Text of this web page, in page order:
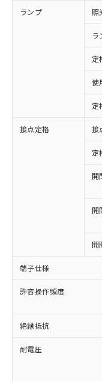
ランプ 照
ラ
定
使
定
接点定格 接
定
開
開
開
端子仕様
許容操作頻度
絶縁抵抗
耐電圧
ご利用
以下の条件
ご利用くだ
本サ
商品
(税抜)
当社
本サ
こと
在庫
記載
タに
覧さ
準価
※1 対応状
対応済み
非含有に対
す。
対応予定：
有に対応し
対応予定な
非含有に非
定はありま
調査・確認
非含有の対
非該当品：
害物質有無
仕入先様の
いたものが
むを得ず変
六価クロム
類(PBB)
「○」：最
基準値以下
「×」：最
基準値を超
「－」：未
*中国RoHS10
Pb(鉛)
Cr(Ⅵ)(六価クロ
当社
為替
（以
また
国政
可)を